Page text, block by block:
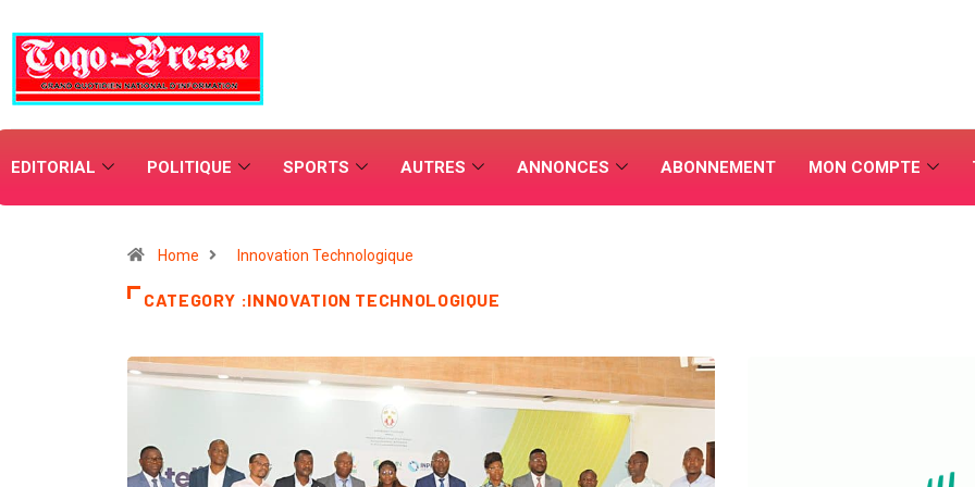
EDITORIAL POLITIQUE SPORTS AUTRES ANNONCES ABONNEMENT MON COMPTE
Home Innovation Technologique
CATEGORY :INNOVATION TECHNOLOGIQUE